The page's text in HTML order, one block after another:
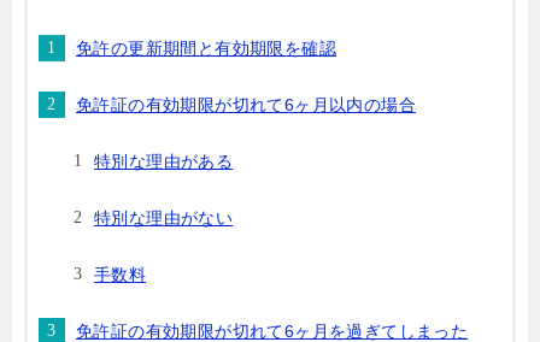
免許の更新期間と有効期限を確認
免許証の有効期限が切れて6ヶ月以内の場合
特別な理由がある
特別な理由がない
手数料
免許証の有効期限が切れて6ヶ月を過ぎてしまった